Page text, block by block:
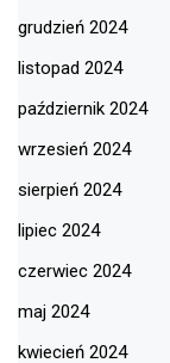
grudzień 2024
listopad 2024
październik 2024
wrzesień 2024
sierpień 2024
lipiec 2024
czerwiec 2024
maj 2024
kwiecień 2024